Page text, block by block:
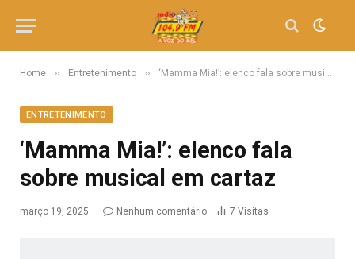
Home » Entretenimento » ‘Mamma Mia!’: elenco fala sobre musical em cartaz
ENTRETENIMENTO
‘Mamma Mia!’: elenco fala
sobre musical em cartaz
março 19, 2025 Nenhum comentário 7 Visitas